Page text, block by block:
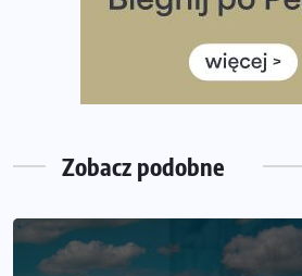
Ile razy w tygodniu biegać? 3
często biegać, żeby robić postępy
Już w ten weekend! Przed nami
i Półmaraton Szczeciński.
Zobacz podobne